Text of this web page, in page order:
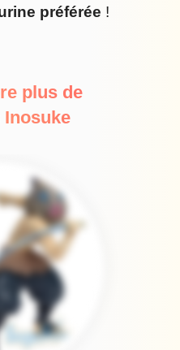
préférée !
plus de